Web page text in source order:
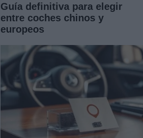
Guía definitiva para elegir
entre coches chinos y
europeos